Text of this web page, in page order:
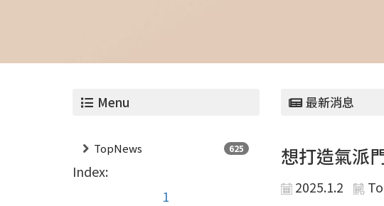
Menu
TopNews 625
Index:
1
最新消息
想打造氣派
2025.1.2